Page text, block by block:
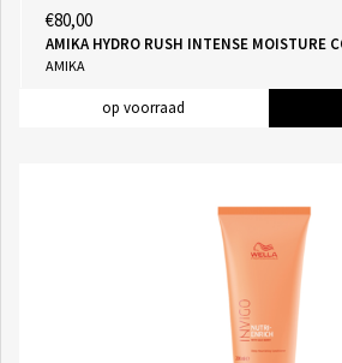
€80,00
AMIKA HYDRO RUSH INTENSE MOISTURE
AMIKA
op voorraad